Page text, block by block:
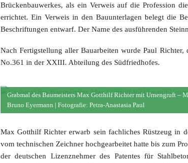
Brückenbauwerkes, als ein Verweis auf die Profession
errichtet. Ein Verweis in den Bauunterlagen belegt die
Beschriftungen entwarf. Der Name des ausführenden
Nach Fertigstellung aller Bauarbeiten wurde Paul
No.361 in der XXIII. Abteilung des Südfriedhofes.
Grabmal des Baumeisters Max Gotthilf Richter mit Urnengruft –
Bruno Eyermann | Fotografie: Petra-Anastasia Paul
Max Gotthilf Richter erwarb sein fachliches Rüstzeug in
vom technischen Zeichner hochgearbeitet hatte bis zum
der deutschen Lizenznehmer des Patentes für